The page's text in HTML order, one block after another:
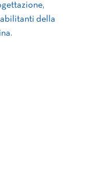
della